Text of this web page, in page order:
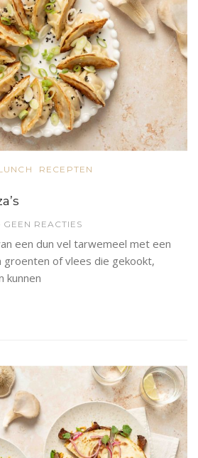
RECEPTEN
GEEN REACTIES
een dun vel tarwemeel met een
groenten of vlees die gekookt,
kunnen